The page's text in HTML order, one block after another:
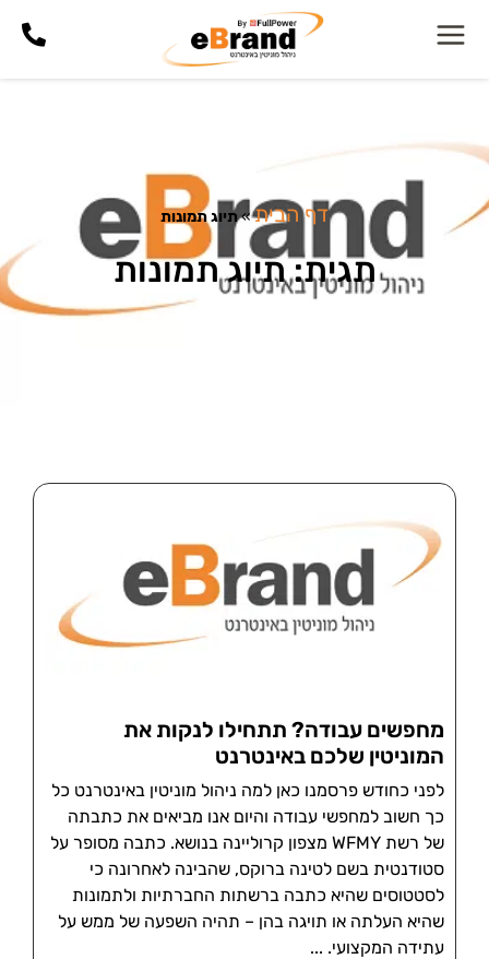
דף הבית»תיוג תמונות
תגית: תיוג תמונות
מחפשים עבודה? תתחילו לנקות את
המוניטין שלכם באינטרנט
לפני כחודש פרסמנו כאן למה ניהול מוניטין באינטרנט כל
כך חשוב למחפשי עבודה והיום אנו מביאים את כתבתה
של רשת WFMY מצפון קרוליינה בנושא. כתבה מסופר על
סטודנטית בשם לטינה ברוקס, שהבינה לאחרונה כי
לסטטוסים שהיא כתבה ברשתות החברתיות ולתמונות
שהיא העלתה או תויגה בהן – תהיה השפעה של ממש על
עתידה המקצועי.